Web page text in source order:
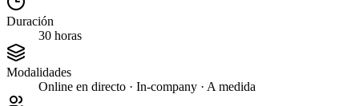
Duración
30 horas
Modalidades
Online en directo · In-company · A medida